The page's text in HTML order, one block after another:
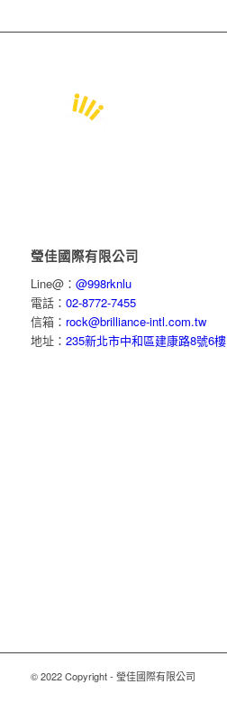
瑩佳國際有限公司
Line@： @998rknlu
電話： 02-8772-7455
信箱： rock@brilliance-intl.com.tw
地址： 235新北市中和區建康路8號6樓
© 2022 Copyright - 瑩佳國際有限公司